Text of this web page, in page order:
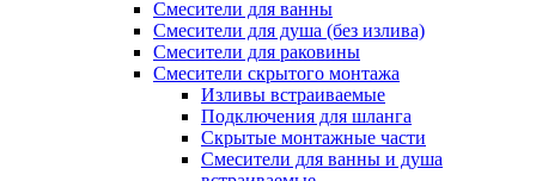
Смесители для ванны
Смесители для душа (без излива)
Смесители для раковины
Смесители скрытого монтажа
Изливы встраиваемые
Подключения для шланга
Скрытые монтажные части
Смесители для ванны и душа